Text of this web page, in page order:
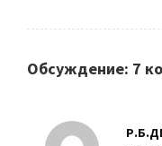
Обсуждение: 7